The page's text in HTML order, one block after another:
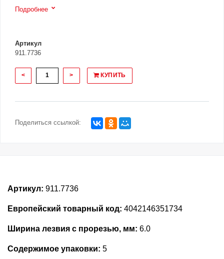
Подробнее
Артикул
911.7736
< > КУПИТЬ
Поделиться ссылкой:
Артикул: 911.7736
Европейский товарный код: 4042146351734
Ширина лезвия с прорезью, мм: 6.0
Содержимое упаковки: 5